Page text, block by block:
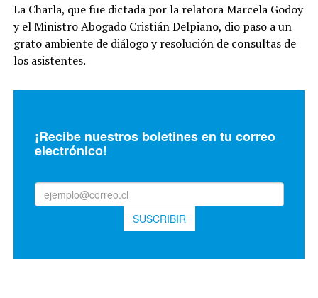
La Charla, que fue dictada por la relatora Marcela Godoy
y el Ministro Abogado Cristián Delpiano, dio paso a un
grato ambiente de diálogo y resolución de consultas de
los asistentes.